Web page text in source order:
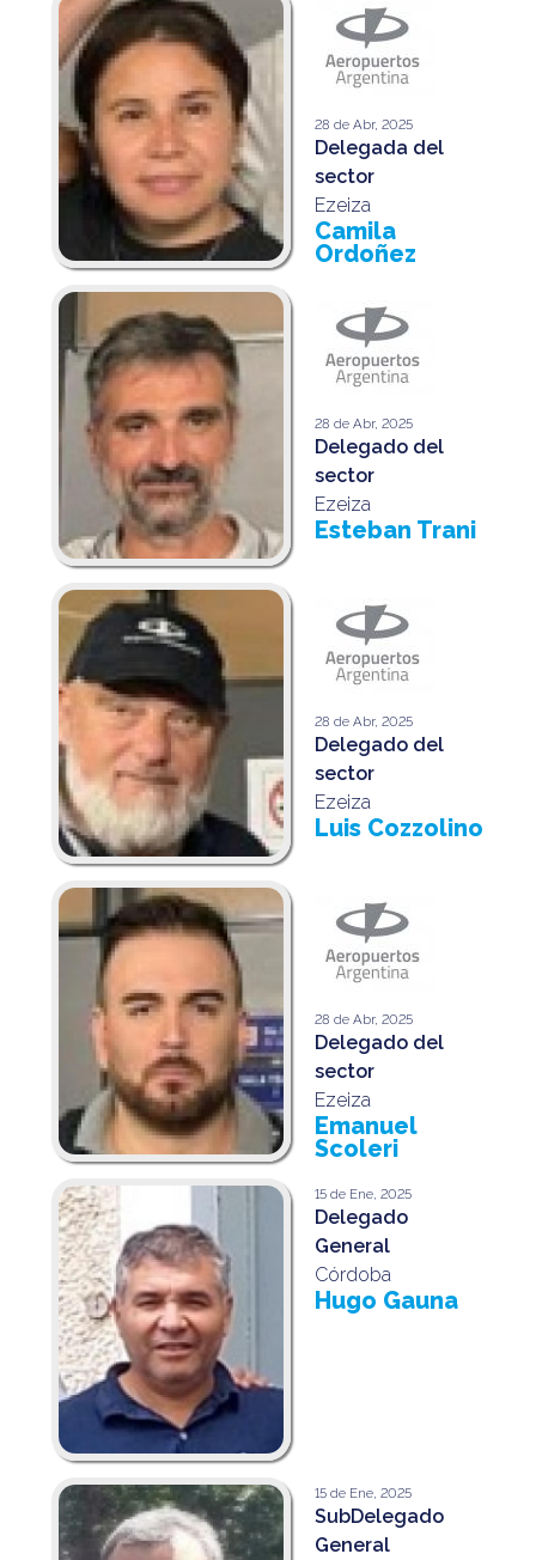
28 de Abr, 2025
Delegada del
sector
Ezeiza
Camila
Ordoñez
28 de Abr, 2025
Delegado del
sector
Ezeiza
Esteban Trani
28 de Abr, 2025
Delegado del
sector
Ezeiza
Luis Cozzolino
28 de Abr, 2025
Delegado del
sector
Ezeiza
Emanuel
Scoleri
15 de Ene, 2025
Delegado
General
Córdoba
Hugo Gauna
15 de Ene, 2025
SubDelegado
General